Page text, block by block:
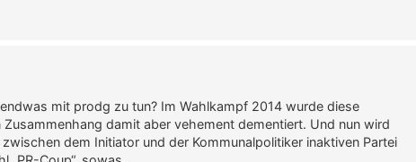
mit prodg zu tun? Im Wahlkampf 2014 wurde diese
Zusammenhang damit aber vehement dementiert. Und nun wird
dem Initiator und der Kommunalpolitiker inaktiven Partei